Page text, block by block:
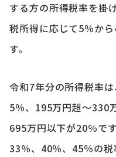
する方の所得税率を掛
税所得に応じて5％か
す。
令和7年分の所得税率
5％、195万円超～330
695万円以下が20％で
33％、40％、45％の税